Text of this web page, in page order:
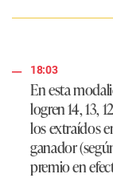
18:03
En esta
logren 14, 13,
los extraídos
ganador
premio en